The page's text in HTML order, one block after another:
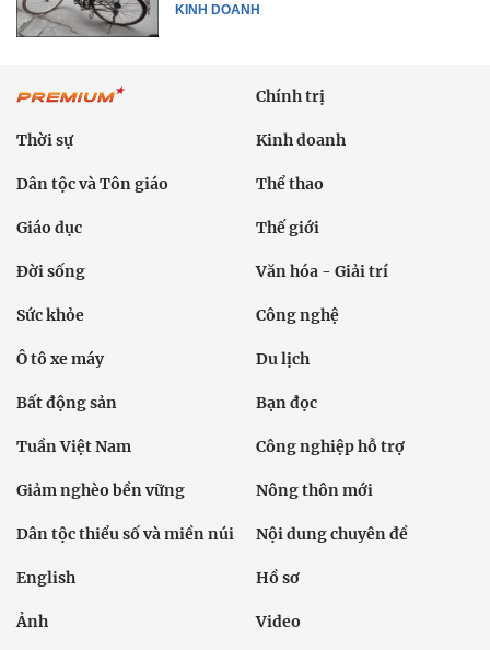
KINH DOANH
Chính trị
Thời sự Kinh doanh
Dân tộc và Tôn giáo Thể thao
Giáo dục Thế giới
Đời sống Văn hóa - Giải trí
Sức khỏe Công nghệ
Ô tô xe máy Du lịch
Bất động sản Bạn đọc
Tuần Việt Nam Công nghiệp hỗ trợ
Giảm nghèo bền vững Nông thôn mới
Dân tộc thiểu số và miền núi Nội dung chuyên đề
English Hồ sơ
Ảnh Video